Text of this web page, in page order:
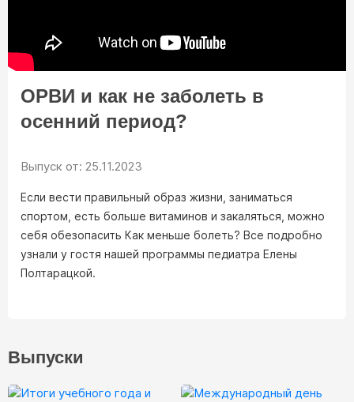
22:00 ВЫЖИТЬ НЕЛЬЗЯ ПОГИБНУТЬ
ТВ ПРОГРАММА
ОРВИ и как не заболеть в
осенний период?
Выпуск от: 25.11.2023
Если вести правильный образ жизни, заниматься
спортом, есть больше витаминов и закаляться, можно
себя обезопасить Как меньше болеть? Все подробно
узнали у гостя нашей программы педиатра Елены
Полтарацкой.
Выпуски